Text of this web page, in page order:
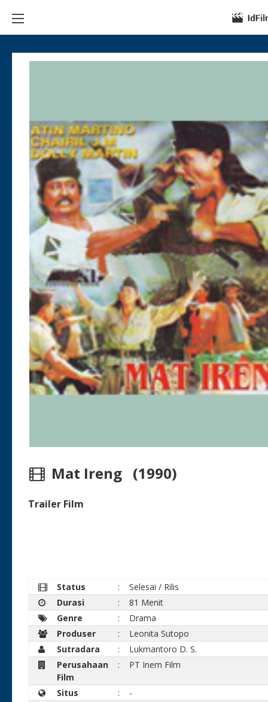
Mat Ireng (1990)
Trailer Film
Status :
Selesai / Rilis
Durasi
:
81 Menit
Genre
:
Drama
Produser
:
Leonita Sutopo
Sutradara
:
Lukmantoro D. S.
Perusahaan
Film
: PT Inem Film
Situs :
-